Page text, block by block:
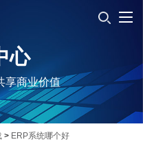
心
享商业价值
> ERP系统哪个好